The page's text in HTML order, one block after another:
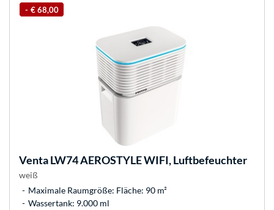
- € 68,00
VentaLW74 AEROSTYLE WIFI, Luftbefeuchter
weiß
Maximale Raumgröße: Fläche: 90 m²
Wassertank: 9.000 ml